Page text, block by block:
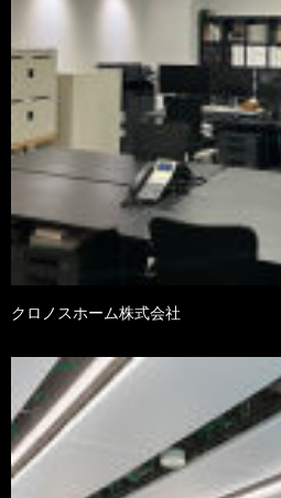
クロノスホーム株式会社